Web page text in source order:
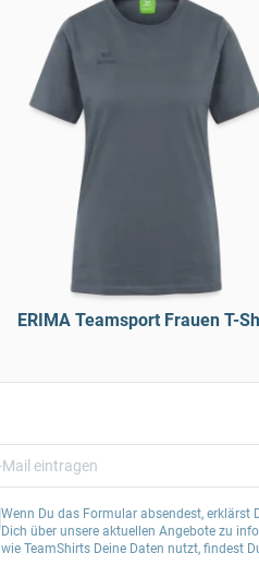
ERIMA Teamsport Frauen T-
Wenn Du das Formular absendest, erklärst
Dich über unsere aktuellen Angebote zu
wie TeamShirts Deine Daten nutzt, findest